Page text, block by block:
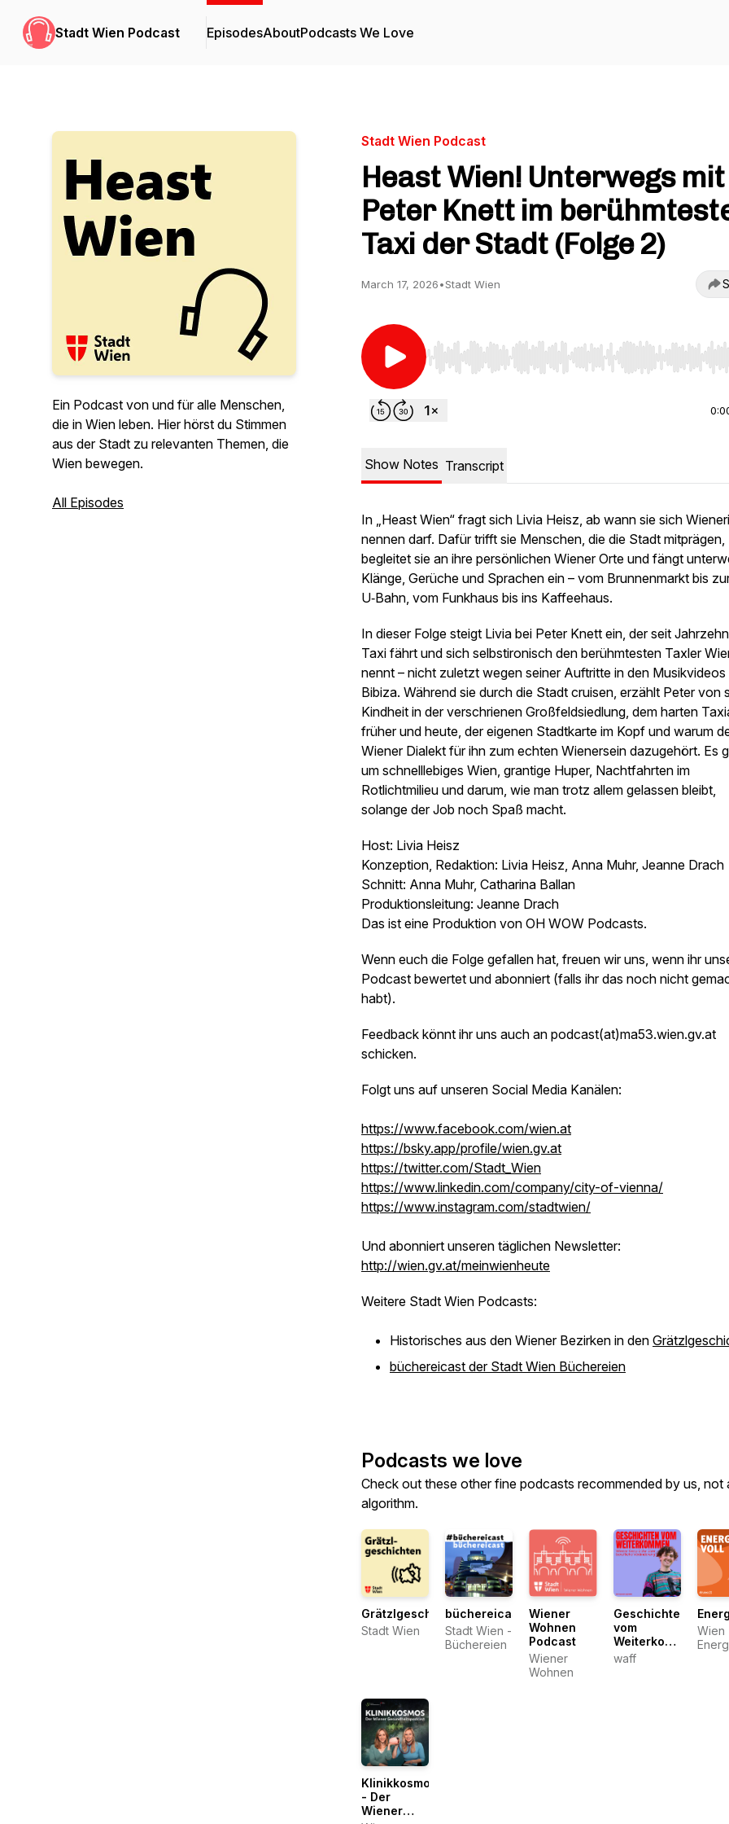
Stadt Wien Podcast EpisodesAboutPodcasts We Love
Ein Podcast von und für alle Menschen,
die in Wien leben. Hier hörst du Stimmen
aus der Stadt zu relevanten Themen, die
Wien bewegen.
All Episodes
Stadt Wien Podcast
Heast Wien! Unterwegs mit
Peter Knett im
Taxi der Stadt (Folge 2)
March 17, 2026•Stadt Wien
Use Left/Right to seek, Home/End to jump to start
Show Notes Transcript
In „Heast Wien“ fragt sich Livia Heisz, ab wann sie sich
nennen darf. Dafür trifft sie Menschen, die die Stadt mitprägen,
begleitet sie an ihre persönlichen Wiener Orte und fängt
Klänge, Gerüche und Sprachen ein – vom Brunnenmarkt bis
U‑Bahn, vom Funkhaus bis ins Kaffeehaus.
In dieser Folge steigt Livia bei Peter Knett ein, der seit
Taxi fährt und sich selbstironisch den berühmtesten Taxler
nennt – nicht zuletzt wegen seiner Auftritte in den
Bibiza. Während sie durch die Stadt cruisen, erzählt Peter von
Kindheit in der verschrienen Großfeldsiedlung, dem harten
früher und heute, der eigenen Stadtkarte im Kopf und warum
Wiener Dialekt für ihn zum echten Wienersein dazugehört. Es
um schnelllebiges Wien, grantige Huper, Nachtfahrten im
Rotlichtmilieu und darum, wie man trotz allem gelassen bleibt,
solange der Job noch Spaß macht.
Host: Livia Heisz
Konzeption, Redaktion: Livia Heisz, Anna Muhr, Jeanne Drach
Schnitt: Anna Muhr, Catharina Ballan
Produktionsleitung: Jeanne Drach
Das ist eine Produktion von OH WOW Podcasts.
Wenn euch die Folge gefallen hat, freuen wir uns, wenn ihr
Podcast bewertet und abonniert (falls ihr das noch nicht
habt).
Feedback könnt ihr uns auch an podcast(at)ma53.wien.gv.at
schicken.
Folgt uns auf unseren Social Media Kanälen:
https://www.facebook.com/wien.at
https://bsky.app/profile/wien.gv.at
https://twitter.com/Stadt_Wien
https://www.linkedin.com/company/city-of-vienna/
https://www.instagram.com/stadtwien/
Und abonniert unseren täglichen Newsletter:
http://wien.gv.at/meinwienheute
Weitere Stadt Wien Podcasts:
Historisches aus den Wiener Bezirken in den
büchereicast der Stadt Wien Büchereien
Podcasts we love
Check out these other fine podcasts recommended by us, not
algorithm.
Grätzlgeschichten
Stadt Wien
büchereicast
Stadt Wien -
Büchereien
Wiener
Wohnen
Podcast
Wiener
Wohnen
Geschichten
vom
Weiterkommen
– Wiener
waff
Wien
Klinikkosmos
- Der
Wiener